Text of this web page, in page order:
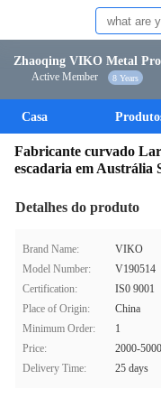
Zhaoqing VIKO Metal
Active Member 8 Years
Casa
Fabricante curvado
escadaria em Austrália
Detalhes do produto
Brand Name:
VIKO
Model Number:
V190514
Certification:
IS0 9001
Place of Origin:
China
Minimum Order:
1
Price:
2000-5000
Delivery Time:
25 days